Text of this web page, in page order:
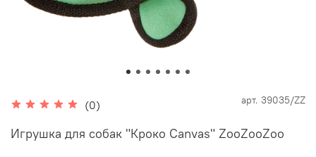
(0) арт. 39035/ZZ
Игрушка для собак "Кроко Canvas" ZooZooZoo